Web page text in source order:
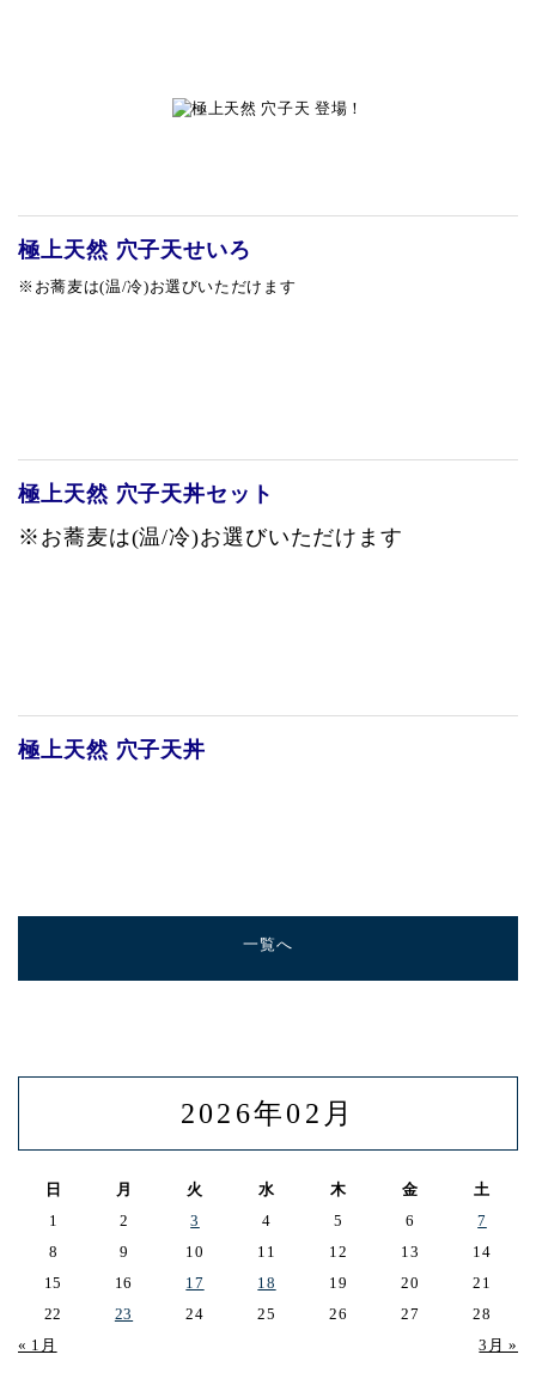
極上天然 穴子天せいろ
※お蕎麦は(温/冷)お選びいただけます
極上天然 穴子天丼セット
※お蕎麦は(温/冷)お選びいただけます
極上天然 穴子天丼
一覧へ
2026年02月
日 月 火 水 木 金 土
« 1月 3月 »
1 2 3 4 5 6
7
8
9 10 11 12 13
14
15
16 17 18 19 20
21
22
23 24 25 26 27 28